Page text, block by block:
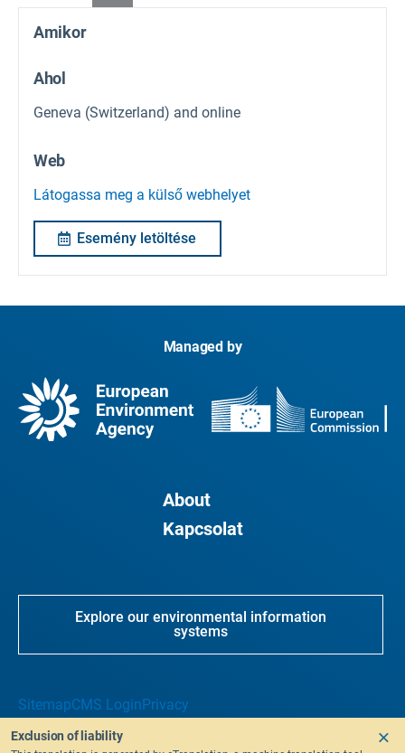
Amikor
Ahol
Geneva (Switzerland) and online
Web
Látogassa meg a külső webhelyet
Esemény letöltése
Managed by
About
Kapcsolat
Explore our environmental information
systems
SitemapCMS LoginPrivacy
Exclusion of liability